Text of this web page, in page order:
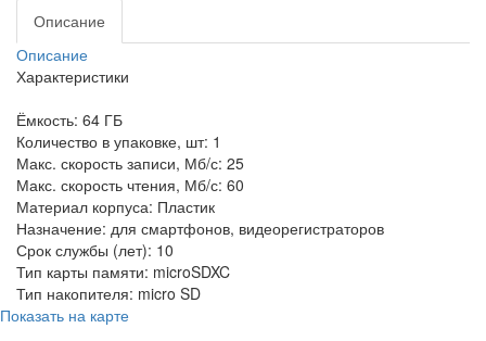
Описание
Описание
Характеристики
Ёмкость: 64 ГБ
Количество в упаковке, шт: 1
Макс. скорость записи, Мб/с: 25
Макс. скорость чтения, Мб/с: 60
Материал корпуса: Пластик
Назначение: для смартфонов, видеорегистраторов
Срок службы (лет): 10
Тип карты памяти: microSDXC
Тип накопителя: micro SD
Показать на карте